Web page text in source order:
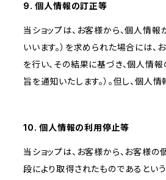
9. 個人情報の訂正等
当ショップは、お客様から、個人情
いいます。）を求められた場合には
を行い、その結果に基づき、個人情
旨を通知いたします。）。但し、個
10. 個人情報の利用停止等
当ショップは、お客様から、お客様
段により取得されたものであるとい